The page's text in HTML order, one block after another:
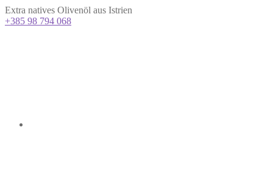
Extra natives Olivenöl aus Istrien
+385 98 794 068